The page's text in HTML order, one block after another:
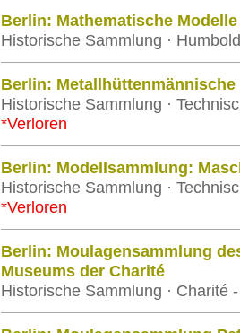
Berlin: Mathematische Modelle
Historische Sammlung ·
Berlin:
Historische Sammlung ·
*Verloren
Berlin: Modellsammlung:
Historische Sammlung ·
*Verloren
Berlin: Moulagensammlung
Museums der Charité
Historische Sammlung · Charité